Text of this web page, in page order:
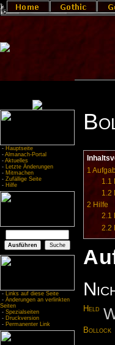
- Hauptseite
- Almanach-Portal
- Aktuelles
- Letzte Änderungen
- Mitmachen
- Zufällige Seite
- Hilfe
- Links auf diese Seite
- Änderungen an verlinkten
Seiten
- Spezialseiten
- Druckversion
- Permanenter Link
1
1.1
1.2
2 Hilfe
2.1
2.2
Held
Bollock